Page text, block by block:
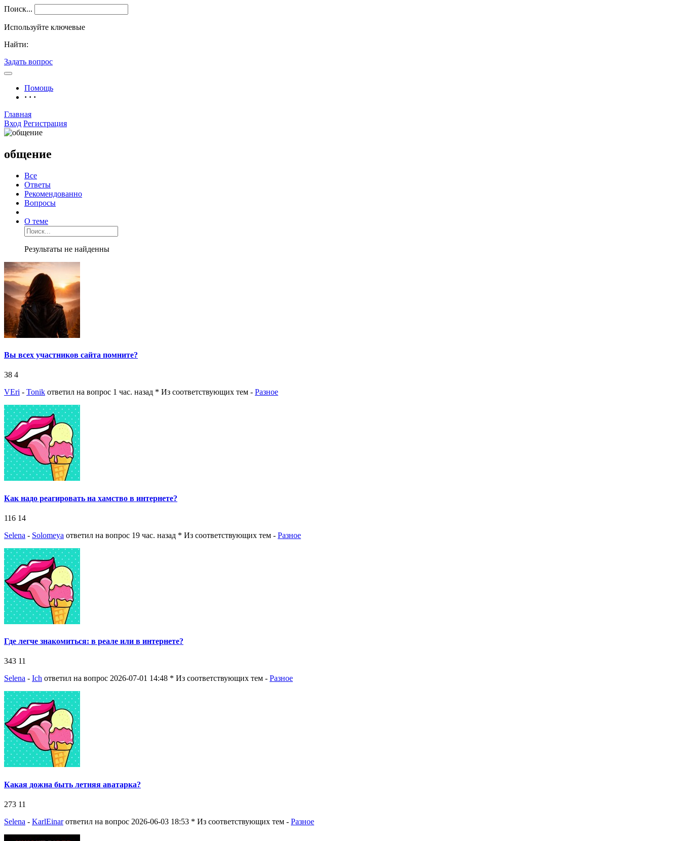
Поиск...
Используйте ключевые
Найти:
Задать вопрос
Помощь
· · ·
Главная
Вход Регистрация
общение
Все
Ответы
Рекомендованно
Вопросы
О теме
Результаты не найденны
Вы всех участников сайта помните?
38 4
VEri - Tonik ответил на вопрос 1 час. назад * Из соответствующих тем - Разное
Как надо реагировать на хамство в интернете?
116 14
Selena - Solomeya ответил на вопрос 19 час. назад * Из соответствующих тем - Разное
Где легче знакомиться: в реале или в интернете?
343 11
Selena - Ich ответил на вопрос 2026-07-01 14:48 * Из соответствующих тем - Разное
Какая дожна быть летняя аватарка?
273 11
Selena - KarlEinar ответил на вопрос 2026-06-03 18:53 * Из соответствующих тем - Разное